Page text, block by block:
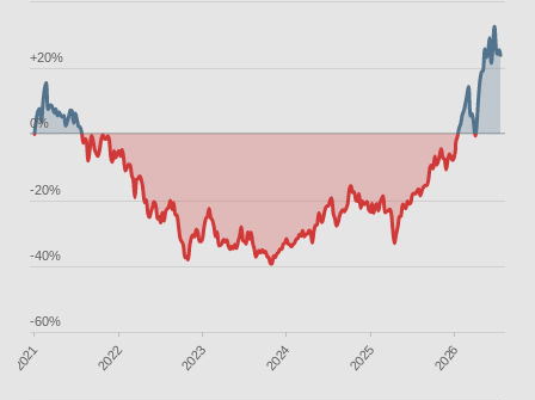
2021 2022 2023 2024 2025 2026
-60%
-40%
-20%
0%
+20%